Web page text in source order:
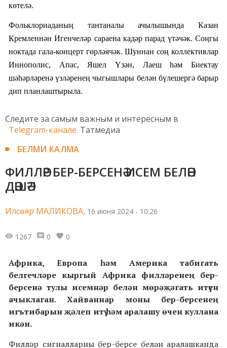
көтелә.
Фольклориаданың тантаналы ачылышында Казан
Кремленнән Игенчеләр сараена кадәр парад үтәчәк. Соңгы
ноктада гала-концерт гөрләячәк. Шуннан соң коллективлар
Иннополис, Апас, Яшел Үзән, Лаеш һәм Биектау
шәһәрләренә үзләренең чыгышлары белән бүлешергә барыр
дип планлаштырыла.
Следите за самым важным и интересным в
Telegram-канале Татмедиа
БЕЛМИ КАЛМА
ФИЛЛӘР БЕР-БЕРСЕНӘ ИСЕМ БЕЛӘН
ДӘШӘ?!
Илсөяр МАЛИКОВА, 16 июня 2024 - 10:26
1267 0 0
Африка, Европа һәм Америка табигать
белгечләре кыргый Африка филләренең бер-
берсенә тулы исемнәр белән мөрәҗәгать итүен
ачыклаган. Хайваннар моны бер-берсенең
игътибарын җәлеп итү һәм аралашу өчен куллана
икән.
Филләр сигналларны бер-берсе белән аралашканда